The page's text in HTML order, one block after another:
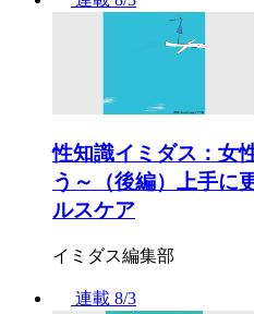
性知識イミダス：女
う～（後編）上手に
ルスケア
イミダス編集部
連載 8/3